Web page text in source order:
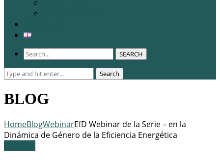
SEARCH
Search
Search
BLOG
HomeBlogWebinarEfD Webinar de la Serie – en la
Dinámica de Género de la Eficiencia Energética